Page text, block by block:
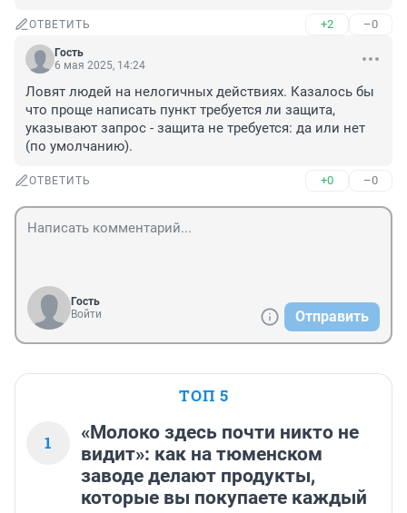
ОТВЕТИТЬ +2 –0
Гость
6 мая 2025, 14:24
Ловят людей на нелогичных действиях. Казалось бы
что проще написать пункт требуется ли защита,
указывают запрос - защита не требуется: да или нет
(по умолчанию).
ОТВЕТИТЬ +0 –0
Гость
Войти
Отправить
ТОП 5
1
«Молоко здесь почти никто не
видит»: как на тюменском
заводе делают продукты,
которые вы покупаете каждый